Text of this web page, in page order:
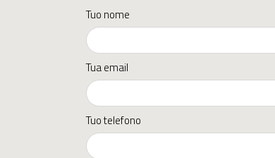
Tuo nome
Tua email
Tuo telefono